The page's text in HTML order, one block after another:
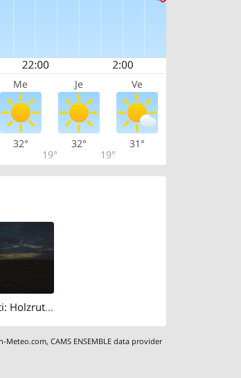
Me Je Ve
32°
19°
32°
19°
31°
Oberruti: Holzruti: Oberrüti
Meteo.com,CAMS ENSEMBLE data provider